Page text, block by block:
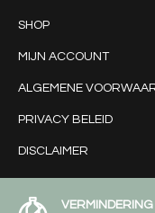
SHOP
MIJN ACCOUNT
ALGEMENE
PRIVACY BELEID
DISCLAIMER